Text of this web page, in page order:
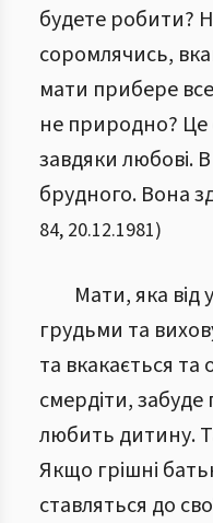
будете робити?
соромлячись,
мати прибере
не природно? Це
завдяки любові.
брудного. Вона
84, 20.12.1981)
Мати, яка від
грудьми та
та вкакається та
смердіти,
любить дитину.
Якщо грішні
ставляться до